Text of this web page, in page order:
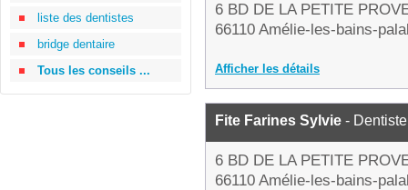
liste des dentistes
bridge dentaire
Tous les conseils ...
6 BD DE LA PETITE
66110 Amélie-les-bains-
Afficher les détails
Fite Farines Sylvie - Dentiste
6 BD DE LA PETITE
66110 Amélie-les-bains-